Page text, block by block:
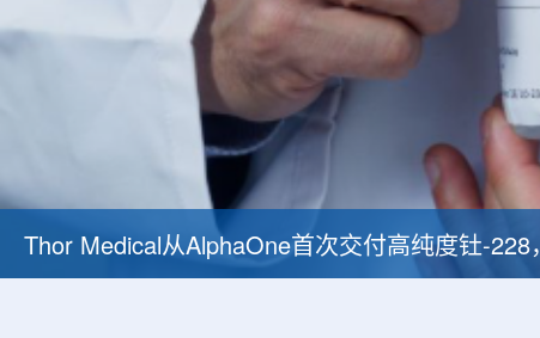
Thor Medical从AlphaOne首次交付高纯度钍-228